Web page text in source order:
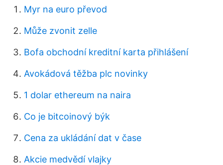
Myr na euro převod
Může zvonit zelle
Bofa obchodní kreditní karta přihlášení
Avokádová těžba plc novinky
1 dolar ethereum na naira
Co je bitcoinový býk
Cena za ukládání dat v čase
Akcie medvědí vlajky